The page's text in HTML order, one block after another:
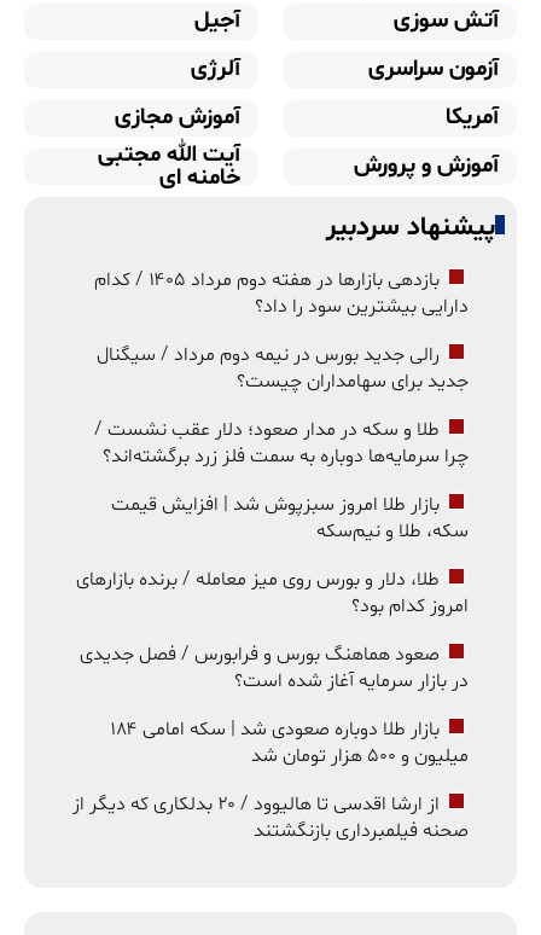
آتش سوزی
آجیل
آزمون سراسری
آلرژی
آمریکا
آموزش مجازی
آموزش و پرورش
آیت الله مجتبی
خامنه ای
پیشنهاد سردبیر
بازدهی بازارها در هفته دوم مرداد ۱۴۰۵ / کدام
دارایی بیشترین سود را داد؟
رالی جدید بورس در نیمه دوم مرداد / سیگنال
جدید برای سهامداران چیست؟
طلا و سکه در مدار صعود؛ دلار عقب نشست /
چرا سرمایه‌ها دوباره به سمت فلز زرد برگشته‌اند؟
بازار طلا امروز سبزپوش شد | افزایش قیمت
سکه، طلا و نیم‌سکه
طلا، دلار و بورس روی میز معامله / برنده بازارهای
امروز کدام بود؟
صعود هماهنگ بورس و فرابورس / فصل جدیدی
در بازار سرمایه آغاز شده است؟
بازار طلا دوباره صعودی شد | سکه امامی ۱۸۴
میلیون و ۵۰۰ هزار تومان شد
از ارشا اقدسی تا هالیوود / ۲۰ بدلکاری که دیگر از
صحنه فیلمبرداری بازنگشتند